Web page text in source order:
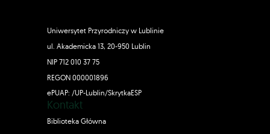
Uniwersytet Przyrodniczy w Lublinie
ul. Akademicka 13, 20-950 Lublin
NIP 712 010 37 75
REGON 000001896
ePUAP: /UP-Lublin/SkrytkaESP
Kontakt
Biblioteka Główna